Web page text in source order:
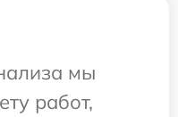
мы
работ,